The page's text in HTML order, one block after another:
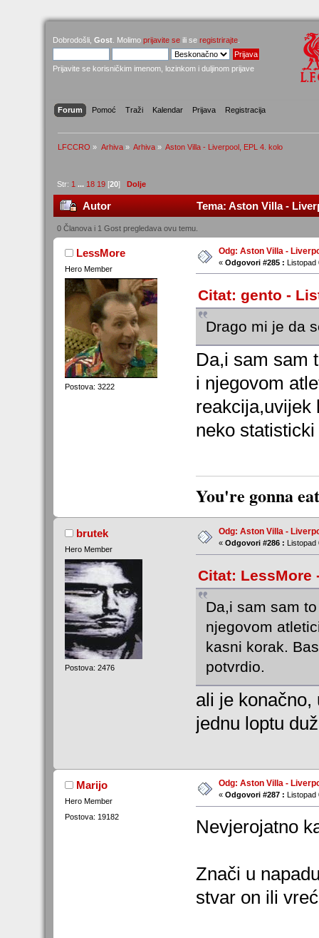
Dobrodošli, Gost . Molimo prijavite se ili se registrirajte
Prijavite se korisničkim imenom, lozinkom i duljinom prijave
Forum Pomoć Traži Kalendar Prijava Registracija
LFCCRO » Arhiva» Arhiva» Aston Villa - Liverpool, EPL 4. kolo
Str: 1 ... 18 19 [20]Dolje
Autor Tema: Aston Villa -
0 Članova i 1 Gost pregledava ovu temu.
LessMore
Hero Member
Postova: 3222
Odg: Aston Villa -
« Odgovori #285 : Listopad
Citat: gento -
Drago mi je da
Da,i sam sam
i njegovom
reakcija,uvijek
neko
You're gonna
brutek
Hero Member
Postova: 2476
Odg: Aston Villa -
« Odgovori #286 : Listopad
Citat: LessMore
Da,i sam sam
njegovom
kasni korak.
potvrdio.
ali je konačno,
jednu loptu
Marijo
Hero Member
Postova: 19182
Odg: Aston Villa -
« Odgovori #287 : Listopad
Nevjerojatno
Znači u
stvar on ili